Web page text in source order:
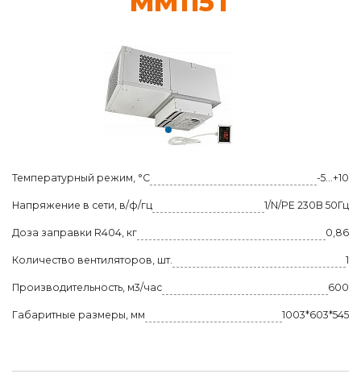
Температурный режим, °С -5...+10
Напряжение в сети, в/ф/гц 1/N/PE 230В 50Гц
Доза заправки R404, кг 0,86
Количество вентиляторов, шт. 1
Производительность, м3/час 600
Габаритные размеры, мм 1003*603*545